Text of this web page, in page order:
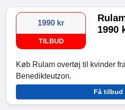
1990 kr
TILBUD
1990
Køb Rulam overtøj til kvinder
Benedikteutzon.
Få tilbud